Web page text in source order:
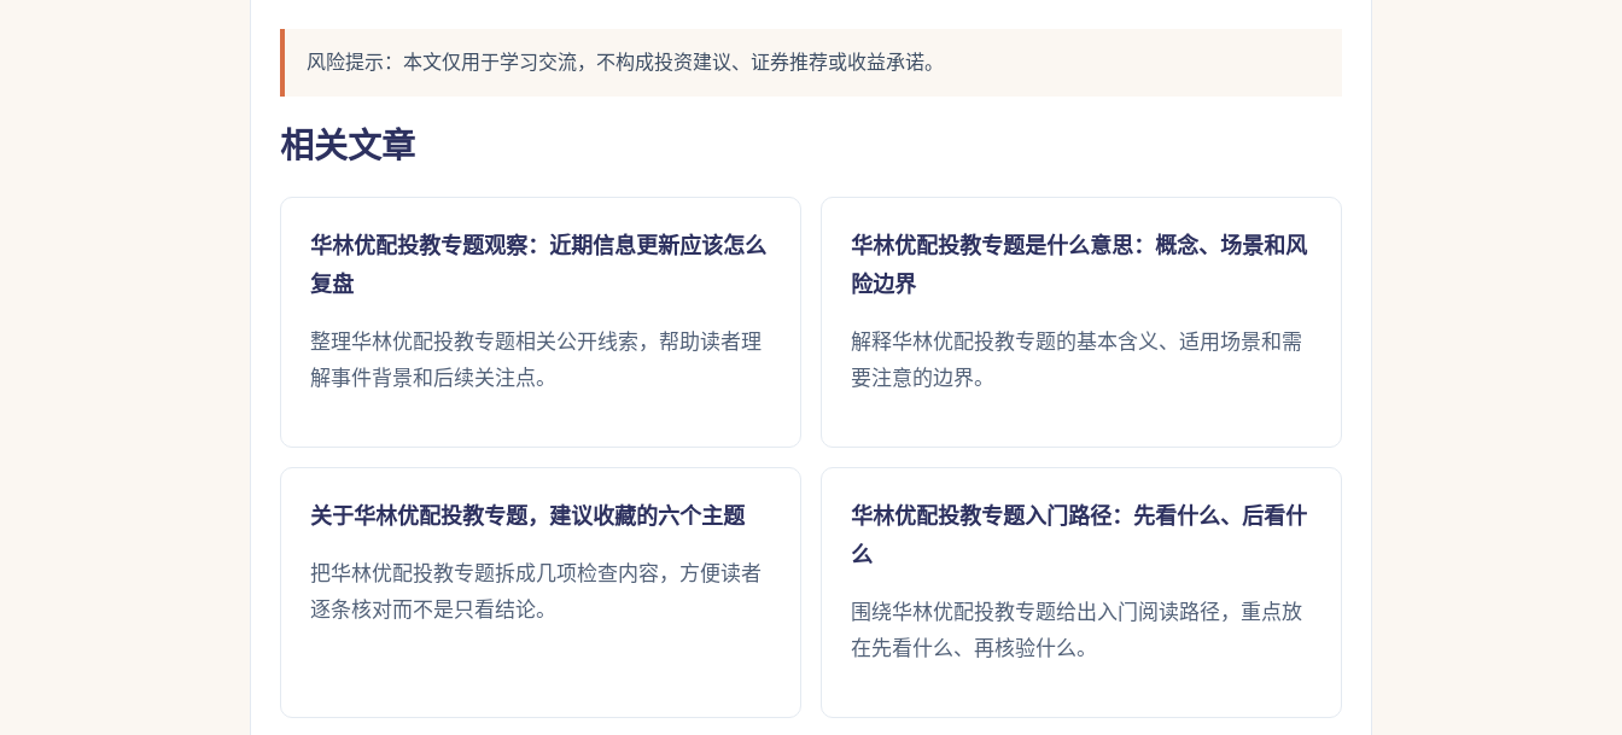
风险提示：本文仅用于学习交流，不构成投资建议、证券推荐或收益承诺。
相关文章
华林优配投教专题观察：近期信息更新应该怎么
复盘
整理华林优配投教专题相关公开线索，帮助读者理
解事件背景和后续关注点。
华林优配投教专题是什么意思：概念、场景和风
险边界
解释华林优配投教专题的基本含义、适用场景和需
要注意的边界。
关于华林优配投教专题，建议收藏的六个主题
把华林优配投教专题拆成几项检查内容，方便读者
逐条核对而不是只看结论。
华林优配投教专题入门路径：先看什么、后看什
么
围绕华林优配投教专题给出入门阅读路径，重点放
在先看什么、再核验什么。